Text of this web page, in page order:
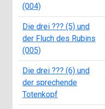
(004)
Die drei ??? (5) und
der Fluch des Rubins
(005)
Die drei ??? (6) und
der sprechende
Totenkopf